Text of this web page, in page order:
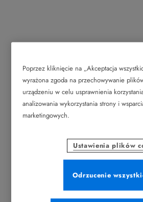
Poprzez kliknięcie na „Akceptacja
wyrażona zgoda na przechowywanie
urządzeniu w celu usprawnienia
analizowania wykorzystania strony i
marketingowych.
Ustawienia plików
Odrzucenie